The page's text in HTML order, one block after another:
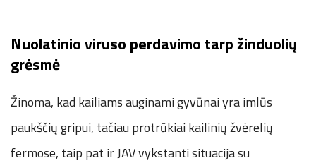
Nuolatinio viruso perdavimo tarp žinduolių
grėsmė
Žinoma, kad kailiams auginami gyvūnai yra imlūs
paukščių gripui, tačiau protrūkiai kailinių žvėrelių
fermose, taip pat ir JAV vykstanti situacija su